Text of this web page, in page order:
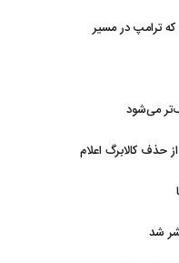
که ترامپ در مسیر
می‌شود
حذف کالابرگ اعلام
شد